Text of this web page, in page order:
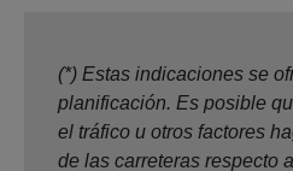
(*) Estas indicaciones se
planificación. Es posible
el tráfico u otros factores
de las carreteras respecto